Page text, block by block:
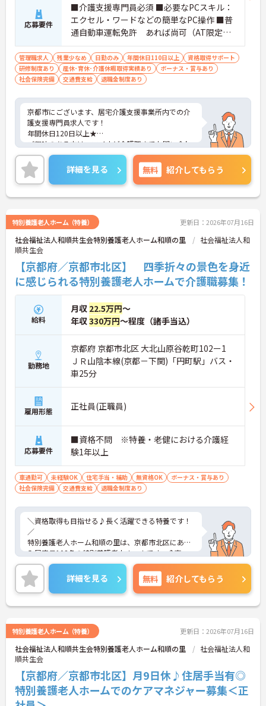
応募要件
■介護支援専門員必須 ■必要なPCスキル：
エクセル・ワードなどの簡単なPC操作 ■普
通自動車運転免許 あれば尚可（AT限定
可）
管理職求人 残業少なめ 日勤のみ 年間休日110日以上
資格取得サポート
研修制度あり
産休･育休･介護休暇取得実績あり
ボーナス・賞与あり
社会保険完備
交通費支給 退職金制度あり
京都市にございます、居宅介護支援事業所内での介
護支援専門員求人です！
年間休日120日以上★
ご興味のある方は、マイナビ介護職までお問い合わ
せください。
詳細を見る 無料 紹介してもらう
特別養護老人ホーム（特養） 更新日：2026年07月16日
社会福祉法人和順共生会特別養護老人ホーム和順の里
社会福祉法人和
順共生会
【京都府／京都市北区】 四季折々の景色を身近
に感じられる特別養護老人ホームで介護職募集！
給料
月収 22.5万円～
年収330万円～程度（諸手当込）
勤務地
京都府 京都市北区 大北山原谷乾町102ー1
ＪＲ山陰本線(京都－下関)「円町駅」バス・
車25分
雇用形態 正社員(正職員)
応募要件
■資格不問 ※特養・老健における介護経
験1年以上
車通勤可 未経験OK 住宅手当・補助 無資格OK
ボーナス・賞与あり
社会保険完備
交通費支給 退職金制度あり
＼資格取得も目指せる♪長く活躍できる特養です！
／
特別養護老人ホーム和順の里は、京都市北区にある
入居定員108名の特別養護老人ホームです。食事・
入浴・排泄などの日常生活のサポートはもちろん、
レクリエーションや季節行事、外出支援にも力を入
れ、入居者様一人ひとりの暮らしに寄り添った介護
を大切にしています。施設規模が大きいため幅広い
ケースに関わることができ、介護職としての経験を
「ケアマネジャー」などの資格取得支援制度もあ
り、スキルアップやキャリアアップを目指したい方
にもおすすめ♪住宅手当や退職金制度など福利厚生
も整っており、腰を据えて働きたい方にぴったりの
職場です。
■ 「資格取得」も応援する環境♪
詳細を見る 無料 紹介してもらう
特別養護老人ホーム（特養） 更新日：2026年07月16日
社会福祉法人和順共生会特別養護老人ホーム和順の里
社会福祉法人和
順共生会
【京都府／京都市北区】月9日休♪住居手当有◎
特別養護老人ホームでのケアマネジャー募集＜正